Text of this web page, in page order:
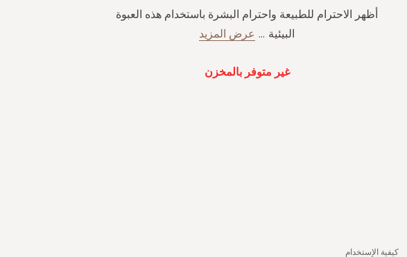
أظهر الاحترام للطبيعة واحترام البشرة باستخدام هذه العبوة
البيئية ... عرض المزيد
غير متوفر بالمخزن
كيفية الإستخدام